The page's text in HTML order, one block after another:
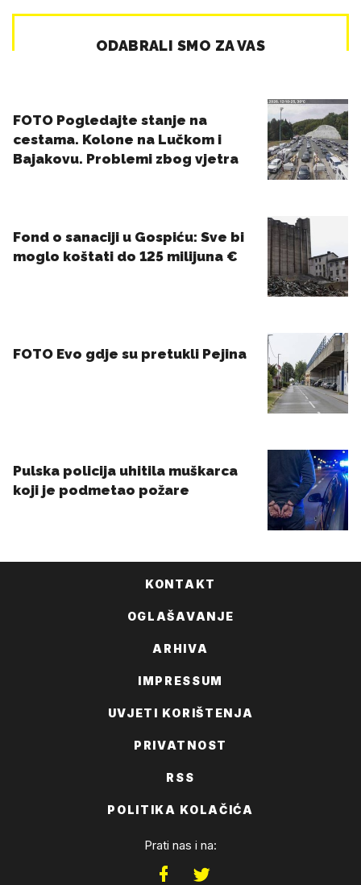
KONTAKT
OGLAŠAVANJE
ARHIVA
IMPRESSUM
UVJETI KORIŠTENJA
PRIVATNOST
RSS
POLITIKA KOLAČIĆA
Prati nas i na: